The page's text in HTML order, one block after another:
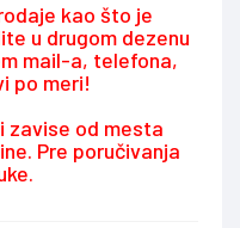
kao što je
u drugom dezenu
mail-a, telefona,
po meri!
zavise od mesta
Pre poručivanja